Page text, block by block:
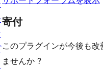
寄付
このプラグインが今後も
ませんか ?